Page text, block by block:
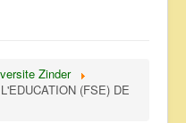
Zinder
(FSE) DE